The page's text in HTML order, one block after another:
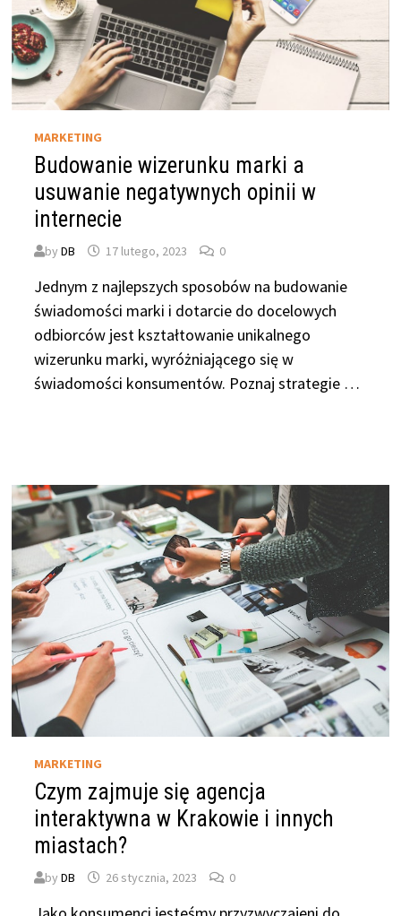
MARKETING
Budowanie wizerunku marki a
usuwanie negatywnych opinii w
internecie
byDB 17 lutego, 2023 0
Jednym z najlepszych sposobów na budowanie
świadomości marki i dotarcie do docelowych
odbiorców jest kształtowanie unikalnego
wizerunku marki, wyróżniającego się w
świadomości konsumentów. Poznaj strategie …
MARKETING
Czym zajmuje się agencja
interaktywna w Krakowie i innych
miastach?
byDB 26 stycznia, 2023 0